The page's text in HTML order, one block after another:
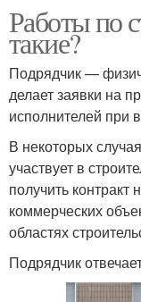
Работы по
такие?
Подрядчик —
делает заявки на
исполнителей при
В некоторых
участвует в
получить
коммерческих
областях
Подрядчик